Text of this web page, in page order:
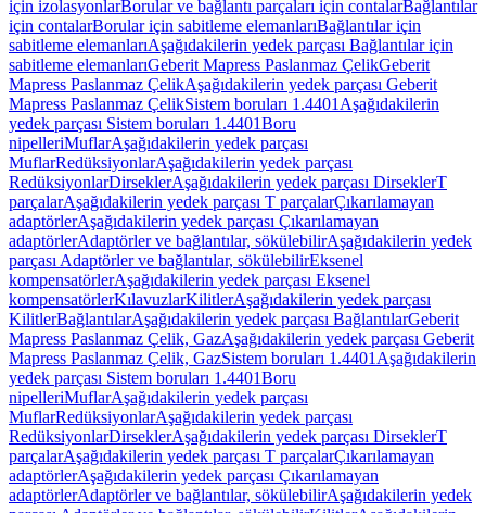
için izolasyonlarBorular ve bağlantı parçaları için contalarBağlantılar
için contalarBorular için sabitleme elemanlarıBağlantılar için
sabitleme elemanlarıAşağıdakilerin yedek parçası Bağlantılar için
sabitleme elemanlarıGeberit Mapress Paslanmaz ÇelikGeberit
Mapress Paslanmaz ÇelikAşağıdakilerin yedek parçası Geberit
Mapress Paslanmaz ÇelikSistem boruları 1.4401 Aşağıdakilerin
yedek parçası Sistem boruları 1.4401Boru
nipelleriMuflarAşağıdakilerin yedek parçası
MuflarRedüksiyonlarAşağıdakilerin yedek parçası
RedüksiyonlarDirseklerAşağıdakilerin yedek parçası DirseklerT
parçalarAşağıdakilerin yedek parçası T parçalarÇıkarılamayan
adaptörlerAşağıdakilerin yedek parçası Çıkarılamayan
adaptörlerAdaptörler ve bağlantılar, sökülebilirAşağıdakilerin yedek
parçası Adaptörler ve bağlantılar, sökülebilirEksenel
kompensatörlerAşağıdakilerin yedek parçası Eksenel
kompensatörlerKılavuzlarKilitlerAşağıdakilerin yedek parçası
KilitlerBağlantılarAşağıdakilerin yedek parçası BağlantılarGeberit
Mapress Paslanmaz Çelik, GazAşağıdakilerin yedek parçası Geberit
Mapress Paslanmaz Çelik, GazSistem boruları 1.4401 Aşağıdakilerin
yedek parçası Sistem boruları 1.4401Boru
nipelleriMuflarAşağıdakilerin yedek parçası
MuflarRedüksiyonlarAşağıdakilerin yedek parçası
RedüksiyonlarDirseklerAşağıdakilerin yedek parçası DirseklerT
parçalarAşağıdakilerin yedek parçası T parçalarÇıkarılamayan
adaptörlerAşağıdakilerin yedek parçası Çıkarılamayan
adaptörlerAdaptörler ve bağlantılar, sökülebilirAşağıdakilerin yedek